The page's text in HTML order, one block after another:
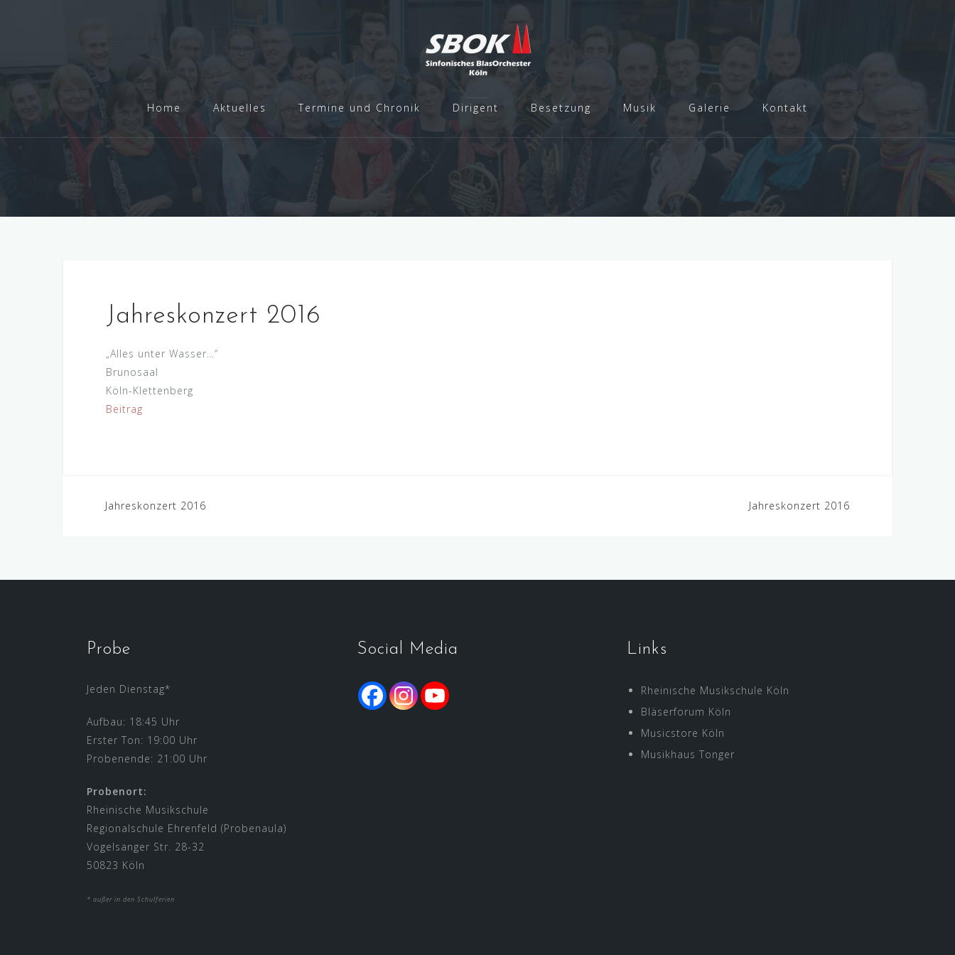
Home Aktuelles Termine und Chronik Dirigent Besetzung Musik Galerie Kontakt
Jahreskonzert 2016
„Alles unter Wasser…“
Brunosaal
Köln-Klettenberg
Beitrag
Beitragsnavigation
Jahreskonzert 2016 Jahreskonzert 2016
Probe
Jeden Dienstag*
Aufbau: 18:45 Uhr
Erster Ton: 19:00 Uhr
Probenende: 21:00 Uhr
Probenort:
Rheinische Musikschule
Regionalschule Ehrenfeld (Probenaula)
Vogelsanger Str. 28-32
50823 Köln
* außer in den Schulferien
Social Media Links
Rheinische Musikschule Köln
Bläserforum Köln
Musicstore Köln
Musikhaus Tonger